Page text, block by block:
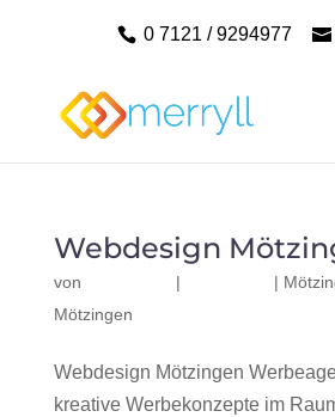
0 7121 / 9294977
Webdesign
von | |
Mötzingen
Webdesign Mötzingen
kreative Werbekonzepte im